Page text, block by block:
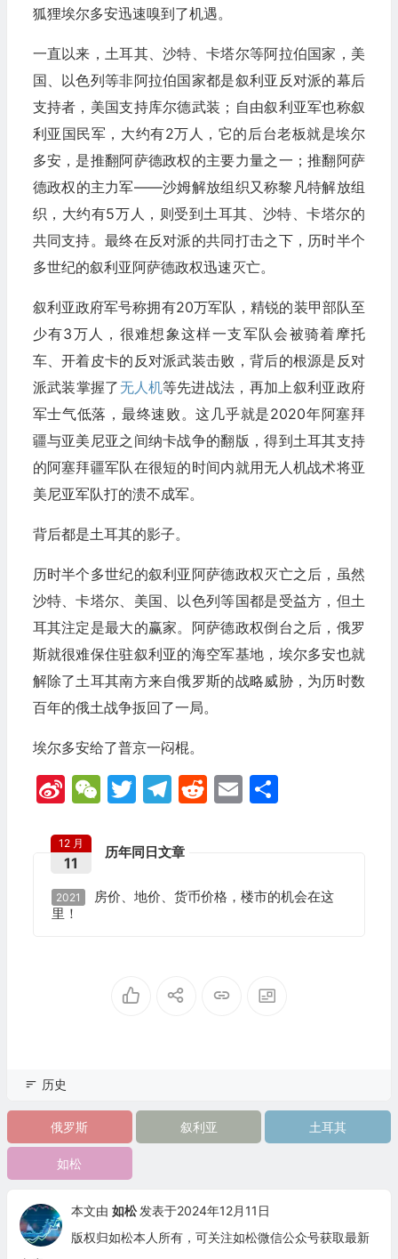
狐狸埃尔多安迅速嗅到了机遇。
一直以来，土耳其、沙特、卡塔尔等阿拉伯国家，美
国、以色列等非阿拉伯国家都是叙利亚反对派的幕后
支持者，美国支持库尔德武装；自由叙利亚军也称叙
利亚国民军，大约有2万人，它的后台老板就是埃尔
多安，是推翻阿萨德政权的主要力量之一；推翻阿萨
德政权的主力军——沙姆解放组织又称黎凡特解放组
织，大约有5万人，则受到土耳其、沙特、卡塔尔的
共同支持。最终在反对派的共同打击之下，历时半个
多世纪的叙利亚阿萨德政权迅速灭亡。
叙利亚政府军号称拥有20万军队，精锐的装甲部队至
少有3万人，很难想象这样一支军队会被骑着摩托
车、开着皮卡的反对派武装击败，背后的根源是反对
派武装掌握了无人机等先进战法，再加上叙利亚政府
军士气低落，最终速败。这几乎就是2020年阿塞拜
疆与亚美尼亚之间纳卡战争的翻版，得到土耳其支持
的阿塞拜疆军队在很短的时间内就用无人机战术将亚
美尼亚军队打的溃不成军。
背后都是土耳其的影子。
历时半个多世纪的叙利亚阿萨德政权灭亡之后，虽然
沙特、卡塔尔、美国、以色列等国都是受益方，但土
耳其注定是最大的赢家。阿萨德政权倒台之后，俄罗
斯就很难保住驻叙利亚的海空军基地，埃尔多安也就
解除了土耳其南方来自俄罗斯的战略威胁，为历时数
百年的俄土战争扳回了一局。
埃尔多安给了普京一闷棍。
SinaWeChat
Twitter
Telegram
Reddit
Email
分
历年同日文章
12 月
11
2021
房价、地价、货币价格，楼市的机会在这
里！
历史
俄罗斯 叙利亚 土耳其
如松
本文由 如松 发表于2024年12月11日
版权归如松本人所有，可关注如松微信公众号获取最新